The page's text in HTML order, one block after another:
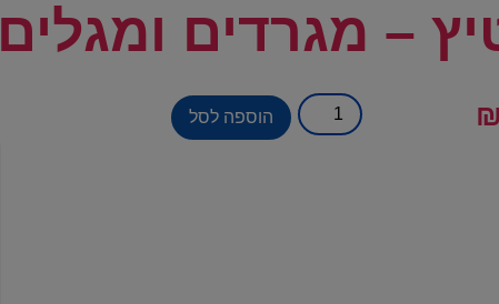
– מגרדים ומגלים
₪ הוספה לסל